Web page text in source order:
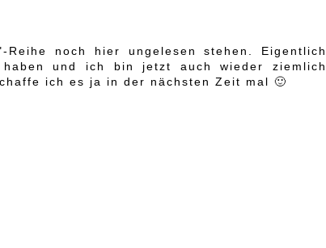
noch hier ungelesen stehen. Eigentlich
und ich bin jetzt auch wieder ziemlich
ich es ja in der nächsten Zeit mal 🙂